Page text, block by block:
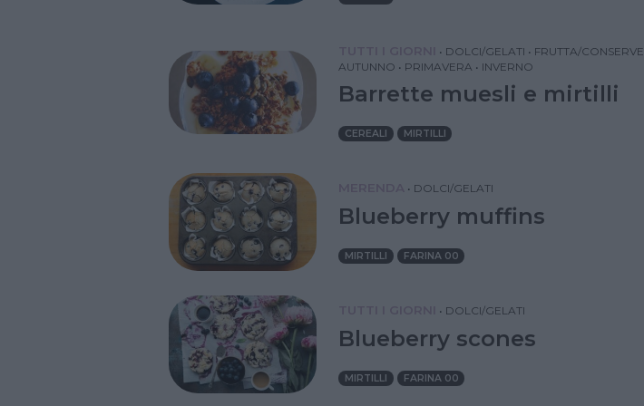
• DOLCI/GELATI • FRUTTA/CONSERVE
AUTUNNO • PRIMAVERA • INVERNO
Barrette muesli e mirtilli
CEREALI MIRTILLI
• DOLCI/GELATI
Blueberry muffins
MIRTILLI FARINA 00
• DOLCI/GELATI
Blueberry scones
MIRTILLI FARINA 00